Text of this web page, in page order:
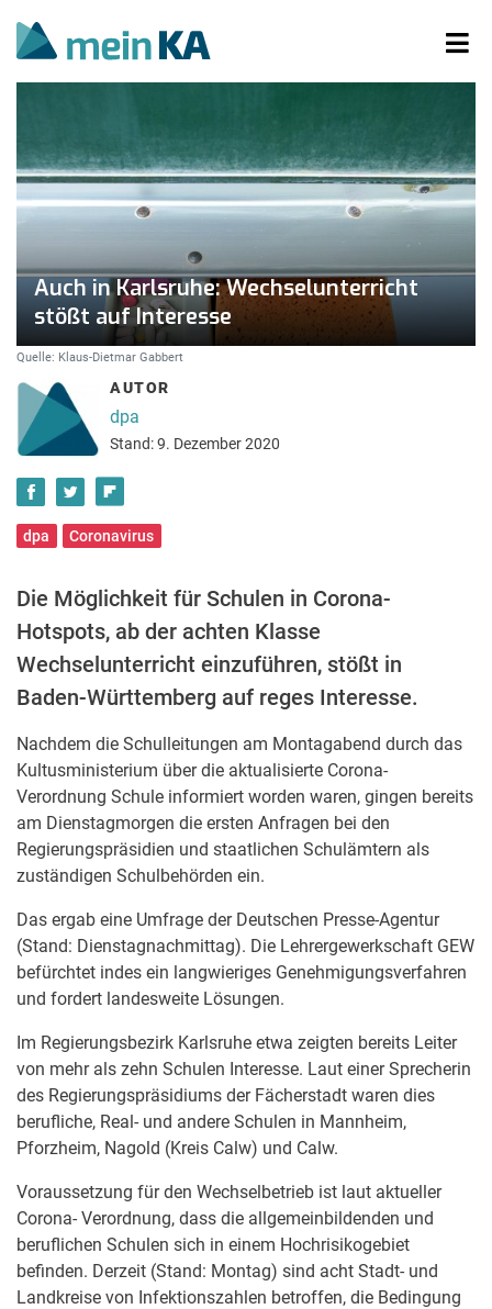
Auch in Karlsruhe: Wechselunterricht
stößt auf Interesse
Quelle: Klaus-Dietmar Gabbert
AUTOR
dpa
Stand: 9. Dezember 2020
dpa Coronavirus
Die Möglichkeit für Schulen in Corona-
Hotspots, ab der achten Klasse
Wechselunterricht einzuführen, stößt in
Baden-Württemberg auf reges Interesse.
Nachdem die Schulleitungen am Montagabend durch das
Kultusministerium über die aktualisierte Corona-
Verordnung Schule informiert worden waren, gingen bereits
am Dienstagmorgen die ersten Anfragen bei den
Regierungspräsidien und staatlichen Schulämtern als
zuständigen Schulbehörden ein.
Das ergab eine Umfrage der Deutschen Presse-Agentur
(Stand: Dienstagnachmittag). Die Lehrergewerkschaft GEW
befürchtet indes ein langwieriges Genehmigungsverfahren
und fordert landesweite Lösungen.
Im Regierungsbezirk Karlsruhe etwa zeigten bereits Leiter
von mehr als zehn Schulen Interesse. Laut einer Sprecherin
des Regierungspräsidiums der Fächerstadt waren dies
berufliche, Real- und andere Schulen in Mannheim,
Pforzheim, Nagold (Kreis Calw) und Calw.
Voraussetzung für den Wechselbetrieb ist laut aktueller
Corona- Verordnung, dass die allgemeinbildenden und
beruflichen Schulen sich in einem Hochrisikogebiet
befinden. Derzeit (Stand: Montag) sind acht Stadt- und
Landkreise von Infektionszahlen betroffen, die Bedingung